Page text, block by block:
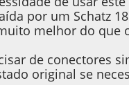
por um Schatz
melhor do que
de conectores
original se